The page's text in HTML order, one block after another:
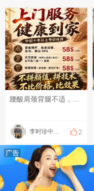
腰酸肩颈背腿不适，可以上门做康复理疗！ 扭伤、脱臼、错位，可以上门做正骨！ 放松、疏通调理，可以上门做足疗、精油和指压按摩！ 采耳、修脚都可以上门服务啦！ 十年以上专职、专业技师！ 服务开始计时，结束下钟！ 明明白白消费，技术质量等同店内！ 地址：钻石岛凯旋门广场 预约热线：0883566234（飞机同号）#每天发条柬单圈# #发点什么吧，万一火了呢~# #晒一晒你身边的烟火气#
李时珍中医理疗 2